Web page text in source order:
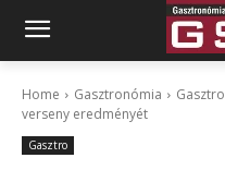
Home Gasztronómia Gasztro
verseny eredményét
Gasztro